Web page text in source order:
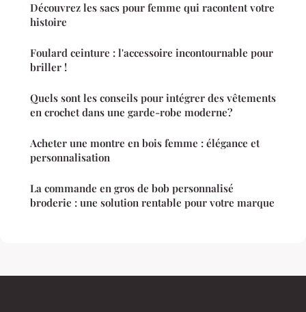
Découvrez les sacs pour femme qui racontent votre
histoire
Foulard ceinture : l'accessoire incontournable pour
briller !
Quels sont les conseils pour intégrer des vêtements
en crochet dans une garde-robe moderne?
Acheter une montre en bois femme : élégance et
personnalisation
La commande en gros de bob personnalisé
broderie : une solution rentable pour votre marque